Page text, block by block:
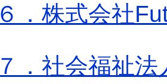
６．株式会社
７．社会福祉